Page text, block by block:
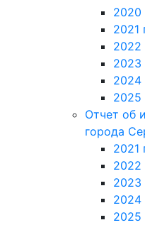
2020
2021
2022
2023
2024
2025
Отчет об
города
2021
2022
2023
2024
2025